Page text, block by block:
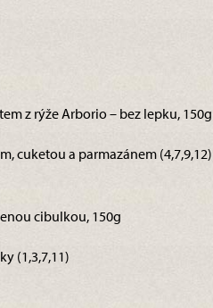
z rýže Arborio – bez lepku, 150g
cuketou a parmazánem (4,7,9,12)
cibulkou, 150g
(1,3,7,11)